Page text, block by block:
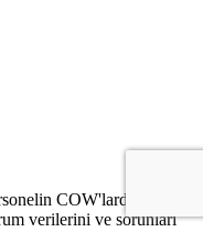
COW'lardaki hasta
verilerini ve sorunları